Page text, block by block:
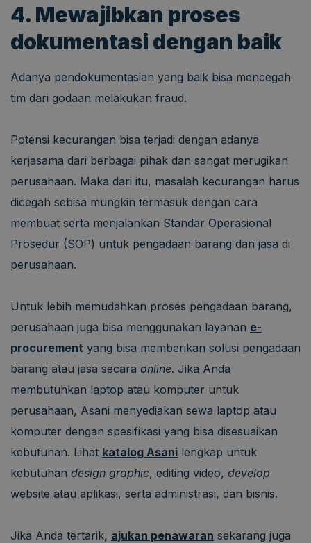
4. Mewajibkan proses
dokumentasi dengan baik
Adanya pendokumentasian yang baik bisa mencegah
tim dari godaan melakukan fraud.
Potensi kecurangan bisa terjadi dengan adanya
kerjasama dari berbagai pihak dan sangat merugikan
perusahaan. Maka dari itu, masalah kecurangan harus
dicegah sebisa mungkin termasuk dengan cara
membuat serta menjalankan Standar Operasional
Prosedur (SOP) untuk pengadaan barang dan jasa di
perusahaan.
Untuk lebih memudahkan proses pengadaan barang,
perusahaan juga bisa menggunakan layanan e-
procurement yang bisa memberikan solusi pengadaan
barang atau jasa secara online. Jika Anda
membutuhkan laptop atau komputer untuk
perusahaan, Asani menyediakan sewa laptop atau
komputer dengan spesifikasi yang bisa disesuaikan
kebutuhan. Lihat katalog Asani lengkap untuk
kebutuhan design graphic, editing video, develop
website atau aplikasi, serta administrasi, dan bisnis.
Jika Anda tertarik, ajukan penawaran sekarang juga